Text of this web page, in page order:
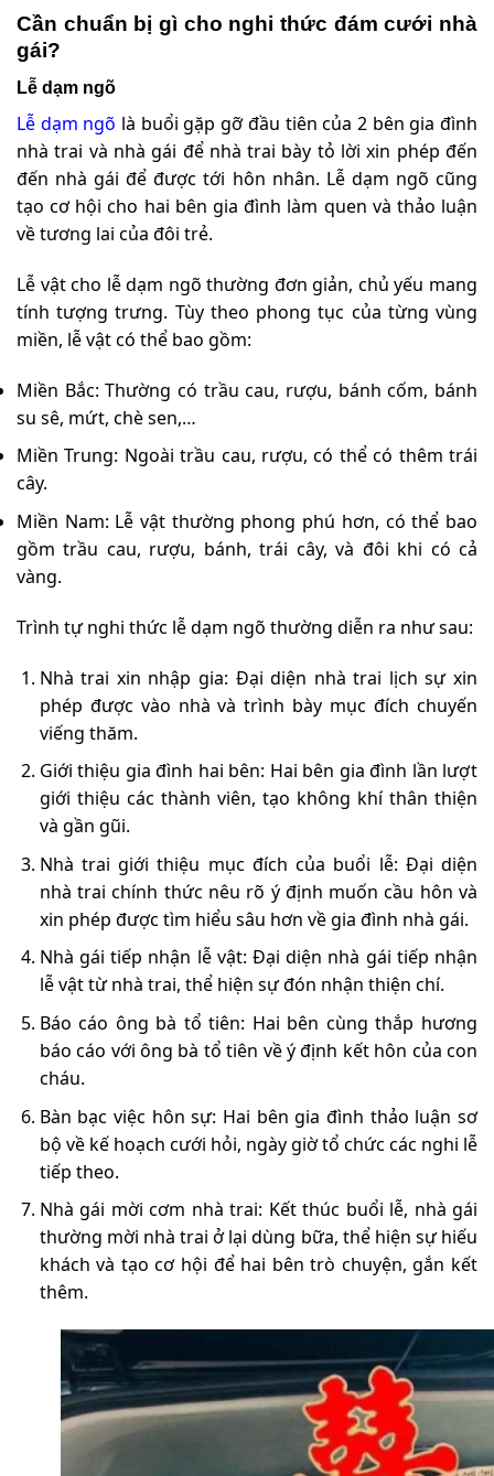
Cần chuẩn bị gì cho nghi thức đám cưới nhà
gái?
Lễ dạm ngõ
Lễ dạm ngõ là buổi gặp gỡ đầu tiên của 2 bên gia đình
nhà trai và nhà gái để nhà trai bày tỏ lời xin phép đến
đến nhà gái để được tới hôn nhân. Lễ dạm ngõ cũng
tạo cơ hội cho hai bên gia đình làm quen và thảo luận
về tương lai của đôi trẻ.
Lễ vật cho lễ dạm ngõ thường đơn giản, chủ yếu mang
tính tượng trưng. Tùy theo phong tục của từng vùng
miền, lễ vật có thể bao gồm:
Miền Bắc: Thường có trầu cau, rượu, bánh cốm, bánh
su sê, mứt, chè sen,…
Miền Trung: Ngoài trầu cau, rượu, có thể có thêm trái
cây.
Miền Nam: Lễ vật thường phong phú hơn, có thể bao
gồm trầu cau, rượu, bánh, trái cây, và đôi khi có cả
vàng.
Trình tự nghi thức lễ dạm ngõ thường diễn ra như sau:
Nhà trai xin nhập gia: Đại diện nhà trai lịch sự xin
phép được vào nhà và trình bày mục đích chuyến
viếng thăm.
Giới thiệu gia đình hai bên: Hai bên gia đình lần lượt
giới thiệu các thành viên, tạo không khí thân thiện
và gần gũi.
Nhà trai giới thiệu mục đích của buổi lễ: Đại diện
nhà trai chính thức nêu rõ ý định muốn cầu hôn và
xin phép được tìm hiểu sâu hơn về gia đình nhà gái.
Nhà gái tiếp nhận lễ vật: Đại diện nhà gái tiếp nhận
lễ vật từ nhà trai, thể hiện sự đón nhận thiện chí.
Báo cáo ông bà tổ tiên: Hai bên cùng thắp hương
báo cáo với ông bà tổ tiên về ý định kết hôn của con
cháu.
Bàn bạc việc hôn sự: Hai bên gia đình thảo luận sơ
bộ về kế hoạch cưới hỏi, ngày giờ tổ chức các nghi lễ
tiếp theo.
Nhà gái mời cơm nhà trai: Kết thúc buổi lễ, nhà gái
thường mời nhà trai ở lại dùng bữa, thể hiện sự hiếu
khách và tạo cơ hội để hai bên trò chuyện, gắn kết
thêm.